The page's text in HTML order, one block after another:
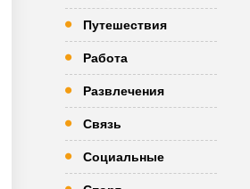
Путешествия
Работа
Развлечения
Связь
Социальные